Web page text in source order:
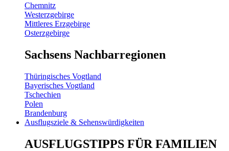
Chemnitz
Westerzgebirge
Mittleres Erzgebirge
Osterzgebirge
Sachsens Nachbarregionen
Thüringisches Vogtland
Bayerisches Vogtland
Tschechien
Polen
Brandenburg
Ausflugsziele & Sehenswürdigkeiten
AUSFLUGSTIPPS FÜR FAMILIEN